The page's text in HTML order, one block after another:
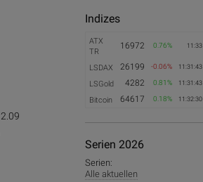
2.09
Indizes
ATX
TR
16972 0.76% 11:33
LSDAX 26199 -0.06% 11:31:43
LSGold 4282 0.81% 11:31:43
Bitcoin 64617 0.18% 11:32:30
Serien 2026
Serien:
Alle aktuellen